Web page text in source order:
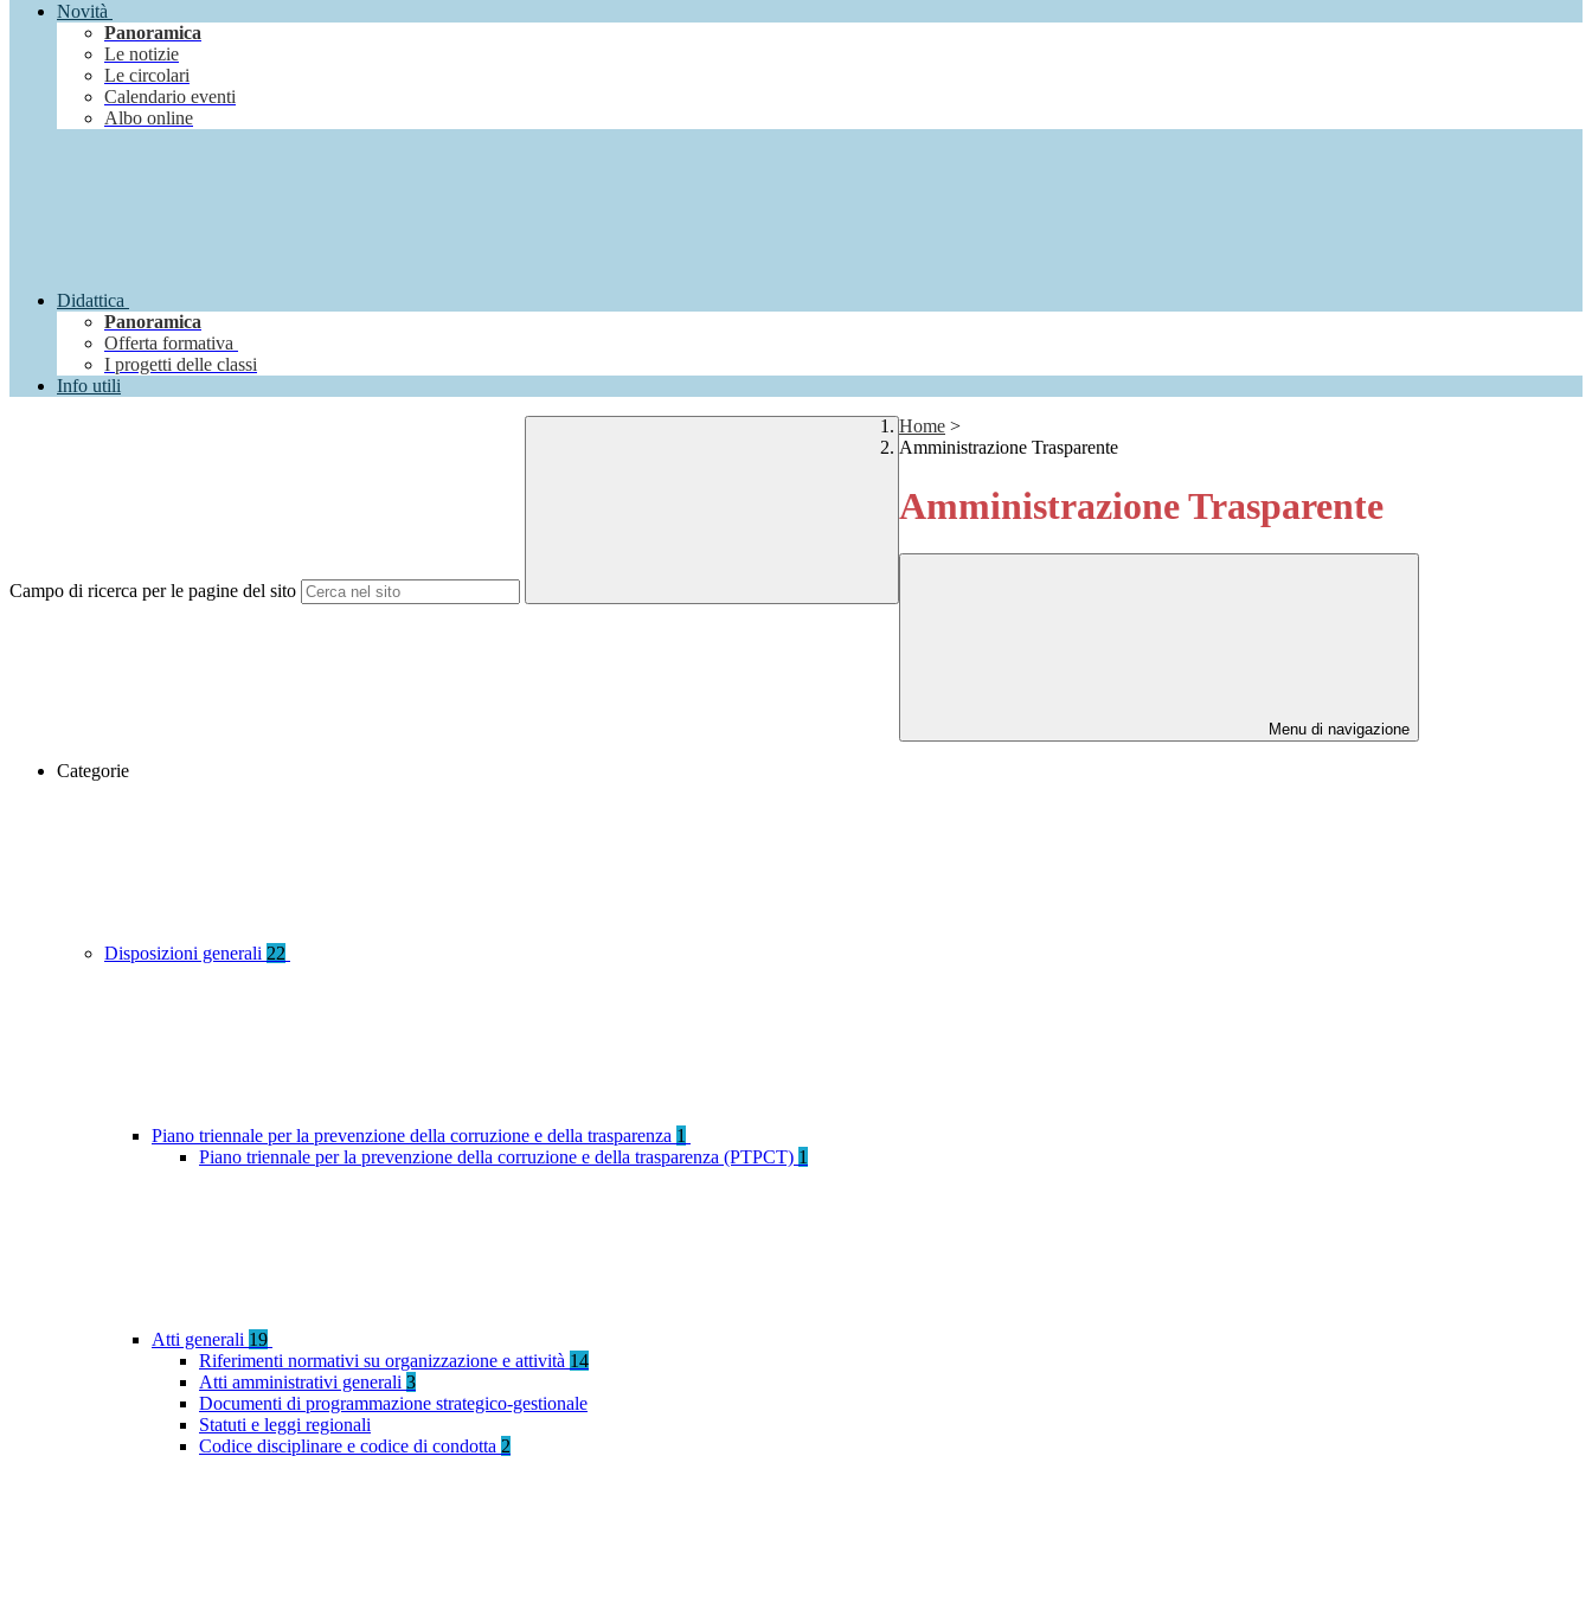
Novità
Panoramica
Le notizie
Le circolari
Calendario eventi
Albo online
Didattica
Panoramica
Offerta formativa
I progetti delle classi
Info utili
Campo di ricerca per le pagine del sito
Home >
Amministrazione Trasparente
Amministrazione Trasparente
Menu di navigazione
Categorie
Disposizioni generali 22
Piano triennale per la prevenzione della corruzione e della trasparenza 1
Piano triennale per la prevenzione della corruzione e della trasparenza (PTPCT) 1
Atti generali 19
Riferimenti normativi su organizzazione e attività 14
Atti amministrativi generali 3
Documenti di programmazione strategico-gestionale
Statuti e leggi regionali
Codice disciplinare e codice di condotta 2